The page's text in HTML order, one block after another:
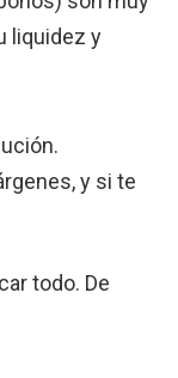
liquidez y
y si te
todo. De